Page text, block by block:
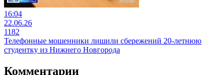
16:04
22.06.26
1182
Телефонные мошенники лишили сбережений 20-летнюю
студентку из Нижнего Новгорода
Комментарии